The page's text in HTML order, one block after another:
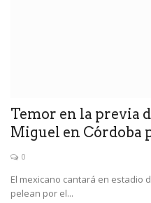
Temor en la previa
Miguel en Córdoba
0
El mexicano cantará en estadio
pelean por el...